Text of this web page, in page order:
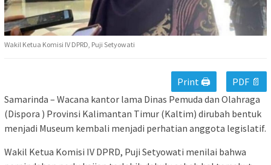
Wakil Ketua Komisi IV DPRD, Puji Setyowati
Print 🖨
PDF 📄
Samarinda – Wacana kantor lama Dinas Pemuda dan Olahraga
(Dispora ) Provinsi Kalimantan Timur (Kaltim) dirubah bentuk
menjadi Museum kembali menjadi perhatian anggota legislatif.
Wakil Ketua Komisi IV DPRD, Puji Setyowati menilai bahwa